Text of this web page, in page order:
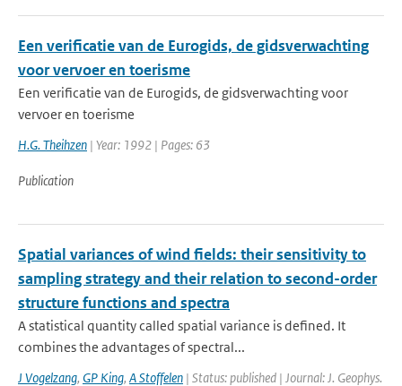
Een verificatie van de Eurogids, de gidsverwachting
voor vervoer en toerisme
Een verificatie van de Eurogids, de gidsverwachting voor
vervoer en toerisme
H.G. Theihzen | Year: 1992 | Pages: 63
Publication
Spatial variances of wind fields: their sensitivity to
sampling strategy and their relation to second-order
structure functions and spectra
A statistical quantity called spatial variance is defined. It
combines the advantages of spectral...
J Vogelzang, GP King, A Stoffelen | Status: published | Journal: J. Geophys.